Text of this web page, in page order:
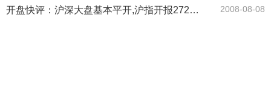
开盘快评：沪深大盘基本平开,沪指开报2724微跌3点 2008-08-08